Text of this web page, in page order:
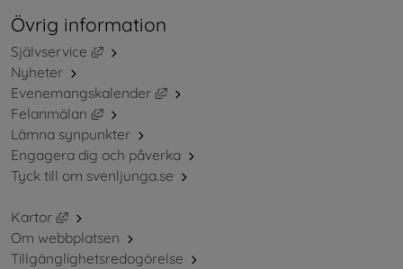
Övrig information
Självservice
Länk till annan webbplats, öppnas i nytt fönster.
Nyheter
Evenemangskalender
Länk till annan webbplats, öppnas i
Felanmälan
Länk till annan webbplats, öppnas i nytt fönster.
Lämna synpunkter
Engagera dig och påverka
Tyck till om svenljunga.se
Kartor
Länk till annan webbplats, öppnas i nytt fönster.
Om webbplatsen
Tillgänglighetsredogörelse